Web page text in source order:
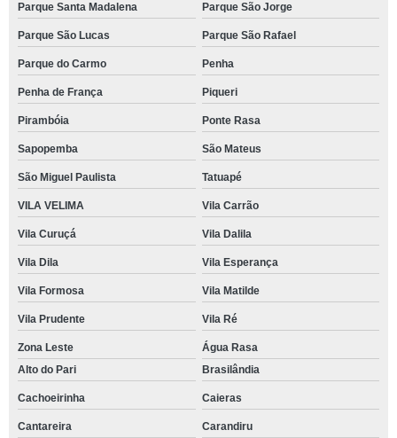
Parque Santa Madalena Parque São Jorge
Parque São Lucas Parque São Rafael
Parque do Carmo Penha
Penha de França Piqueri
Pirambóia Ponte Rasa
Sapopemba São Mateus
São Miguel Paulista Tatuapé
VILA VELIMA Vila Carrão
Vila Curuçá Vila Dalila
Vila Dila Vila Esperança
Vila Formosa Vila Matilde
Vila Prudente Vila Ré
Zona Leste
Água Rasa
Alto do Pari
Brasilândia
Cachoeirinha Caieras
Cantareira Carandiru